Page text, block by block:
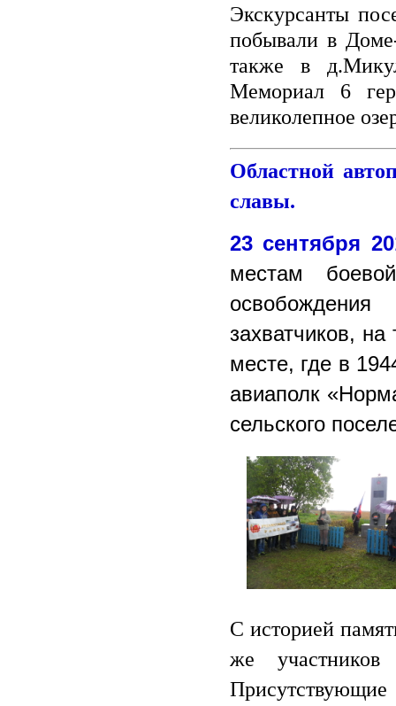
Экскурсанты
побывали в
также в
Мемориал 6
великолепное
Областной
славы.
23 сентября
местам
захватчиков,
месте, где в
авиаполк
сельского
С историей
же участников
Присутствующие